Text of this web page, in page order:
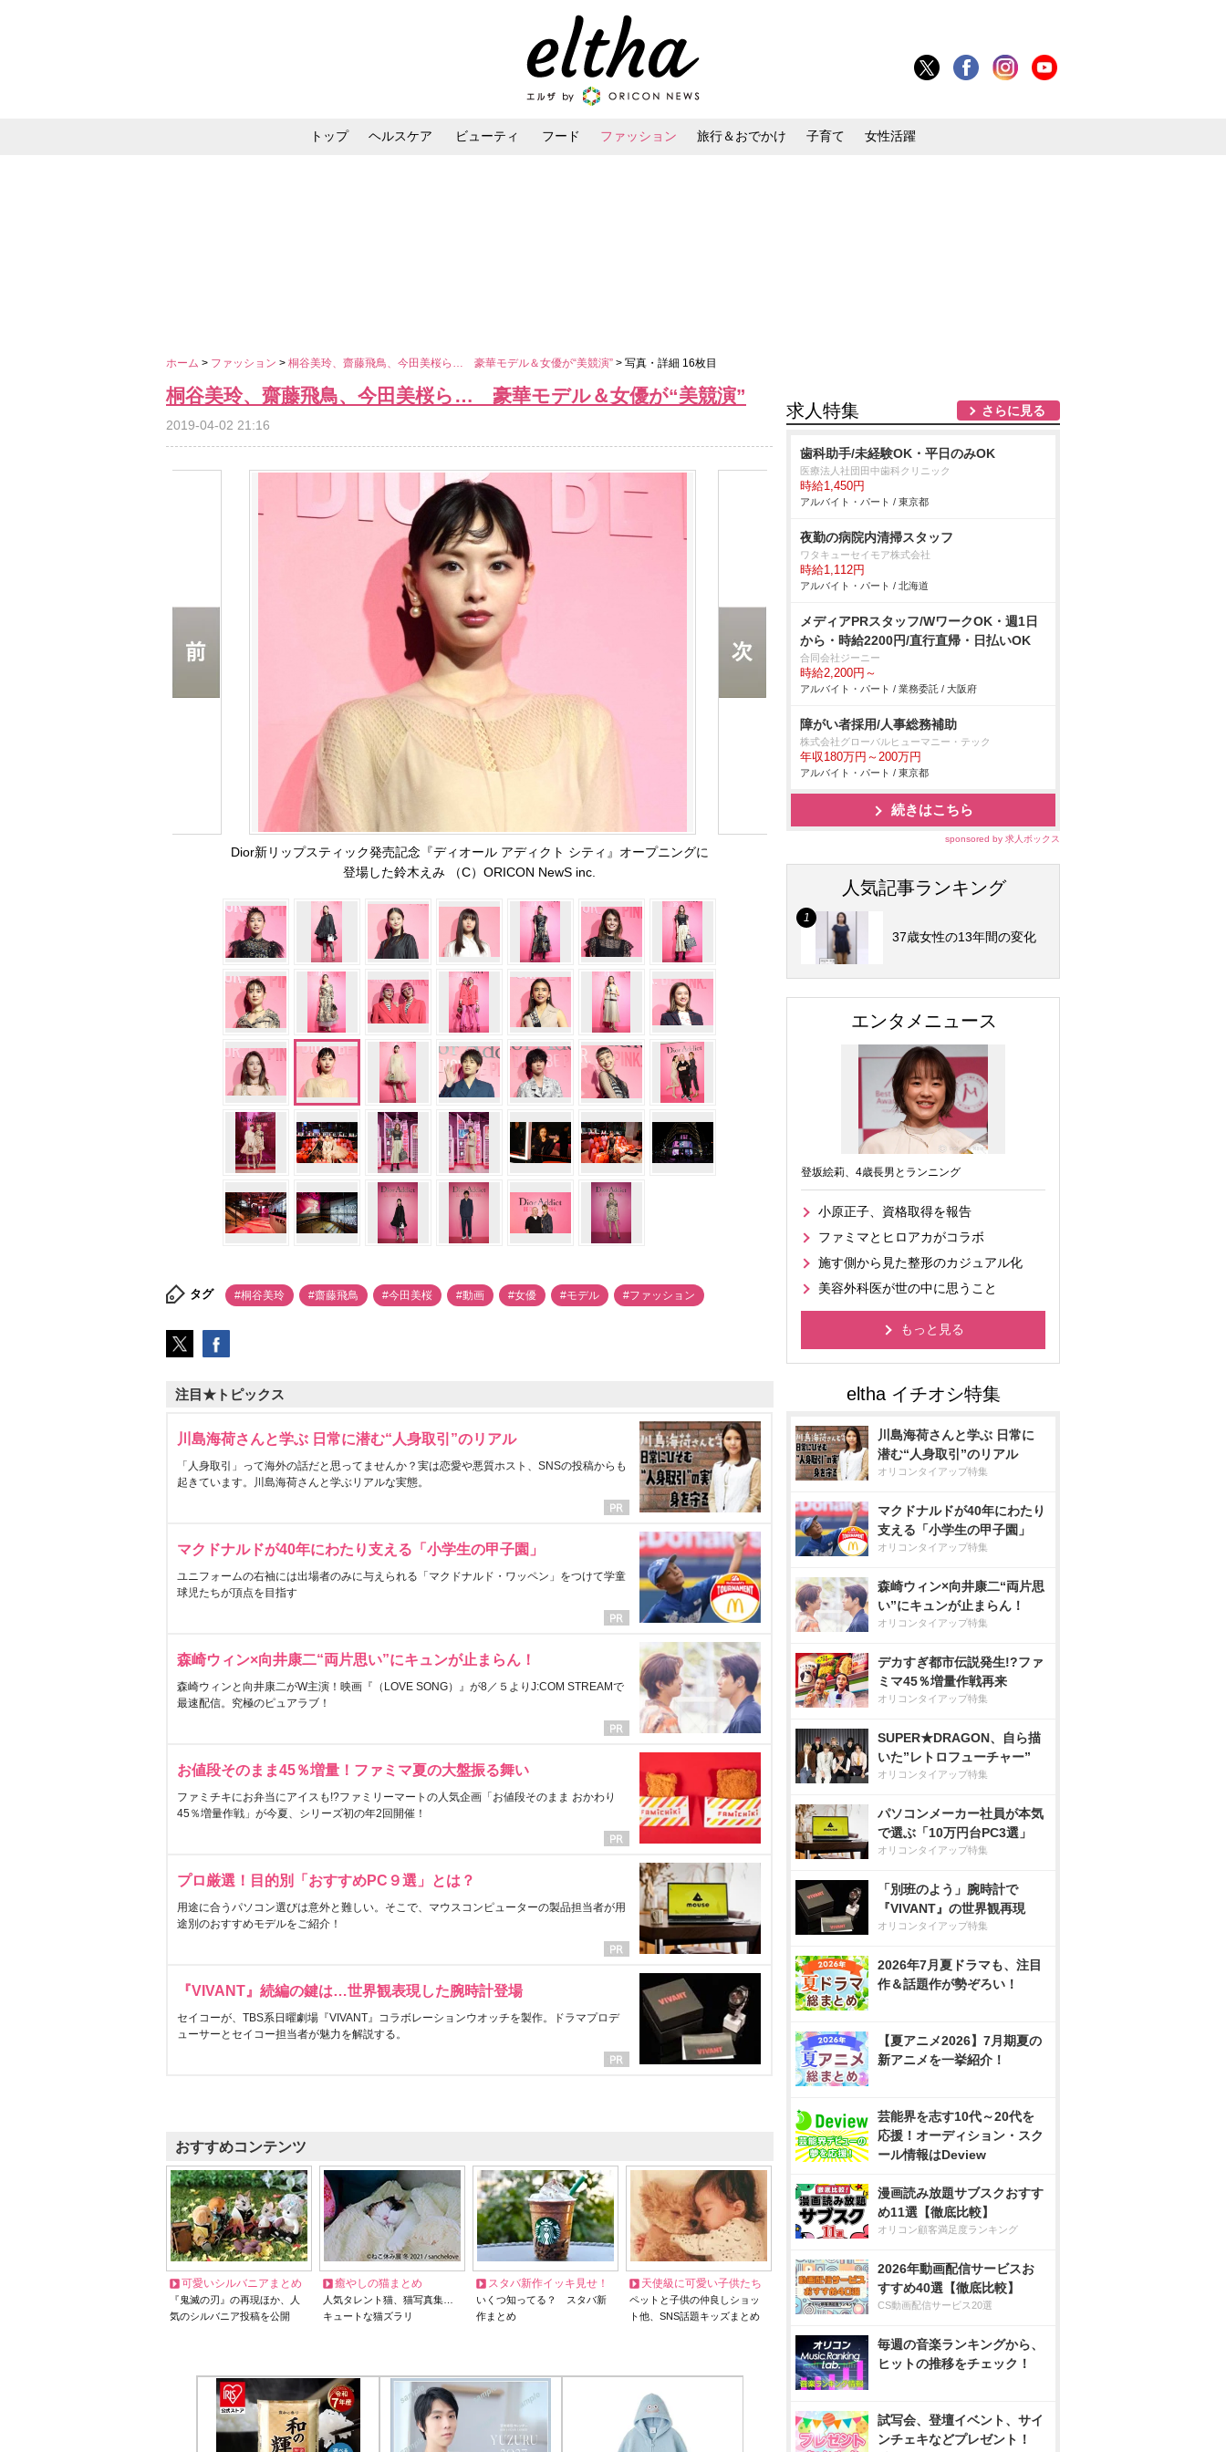
トップ ヘルスケア ビューティ フード ファッション 旅行＆おでかけ 子育て 女性活躍
ホーム > ファッション > 桐谷美玲、齋藤飛鳥、今田美桜ら… 豪華モデル＆女優が“美競演” > 写真・詳細 16枚目
桐谷美玲、齋藤飛鳥、今田美桜ら… 豪華モデル＆女優が“美競演”
2019-04-02 21:16
Dior新リップスティック発売記念『ディオール アディクト シティ』オープニングに
登場した鈴木えみ （C）ORICON NewS inc.
タグ #桐谷美玲 #齋藤飛鳥 #今田美桜 #動画 #女優 #モデル #ファッション
注目★トピックス
川島海荷さんと学ぶ 日常に潜む“人身取引”のリアル
「人身取引」って海外の話だと思ってませんか？実は恋愛や悪質ホスト、SNSの投稿からも
起きています。川島海荷さんと学ぶリアルな実態。
マクドナルドが40年にわたり支える「小学生の甲子園」
ユニフォームの右袖には出場者のみに与えられる「マクドナルド・ワッペン」をつけて学童
球児たちが頂点を目指す
森崎ウィン×向井康二“両片思い”にキュンが止まらん！
森崎ウィンと向井康二がW主演！映画『（LOVE SONG）』が8／５よりJ:COM STREAMで
最速配信。究極のピュアラブ！
お値段そのまま45％増量！ファミマ夏の大盤振る舞い
ファミチキにお弁当にアイスも!?ファミリーマートの人気企画「お値段そのまま おかわり
45％増量作戦」が今夏、シリーズ初の年2回開催！
プロ厳選！目的別「おすすめPC９選」とは？
用途に合うパソコン選びは意外と難しい。そこで、マウスコンピューターの製品担当者が用
途別のおすすめモデルをご紹介！
『VIVANT』続編の鍵は…世界観表現した腕時計登場
セイコーが、TBS系日曜劇場『VIVANT』コラボレーションウオッチを製作。ドラマプロデ
ューサーとセイコー担当者が魅力を解説する。
おすすめコンテンツ
可愛いシルバニアまとめ
『鬼滅の刃』の再現ほか、人
気のシルバニア投稿を公開
癒やしの猫まとめ
人気タレント猫、猫写真集…
キュートな猫ズラリ
スタバ新作イッキ見せ！
いくつ知ってる？ スタバ新
作まとめ
天使級に可愛い子供たち
ペットと子供の仲良しショッ
ト他、SNS話題キッズまとめ
求人特集 さらに見る
歯科助手/未経験OK・平日のみOK
医療法人社団田中歯科クリニック
時給1,450円
アルバイト・パート / 東京都
夜勤の病院内清掃スタッフ
ワタキューセイモア株式会社
時給1,112円
アルバイト・パート / 北海道
メディアPRスタッフ/WワークOK・週1日
から・時給2200円/直行直帰・日払いOK
合同会社ジーニー
時給2,200円～
アルバイト・パート / 業務委託 / 大阪府
障がい者採用/人事総務補助
株式会社グローバルヒューマニー・テック
年収180万円～200万円
アルバイト・パート / 東京都
続きはこちら
sponsored by 求人ボックス
人気記事ランキング
37歳女性の13年間の変化
エンタメニュース
登坂絵莉、4歳長男とランニング
小原正子、資格取得を報告
ファミマとヒロアカがコラボ
施す側から見た整形のカジュアル化
美容外科医が世の中に思うこと
もっと見る
川島海荷さんと学ぶ 日常に
潜む“人身取引”のリアル
オリコンタイアップ特集
マクドナルドが40年にわたり
支える「小学生の甲子園」
オリコンタイアップ特集
森崎ウィン×向井康二“両片思
い”にキュンが止まらん！
オリコンタイアップ特集
デカすぎ都市伝説発生!?ファ
ミマ45％増量作戦再来
オリコンタイアップ特集
SUPER★DRAGON、自ら描
いた”レトロフューチャー”
オリコンタイアップ特集
パソコンメーカー社員が本気
で選ぶ「10万円台PC3選」
オリコンタイアップ特集
「別班のよう」腕時計で
『VIVANT』の世界観再現
オリコンタイアップ特集
2026年7月夏ドラマも、注目
作＆話題作が勢ぞろい！
【夏アニメ2026】7月期夏の
新アニメを一挙紹介！
芸能界を志す10代～20代を
応援！オーディション・スク
ール情報はDeview
漫画読み放題サブスクおすす
め11選【徹底比較】
オリコン顧客満足度ランキング
2026年動画配信サービスお
すすめ40選【徹底比較】
CS動画配信サービス20選
毎週の音楽ランキングから、
ヒットの推移をチェック！
試写会、登壇イベント、サイ
ンチェキなどプレゼント！